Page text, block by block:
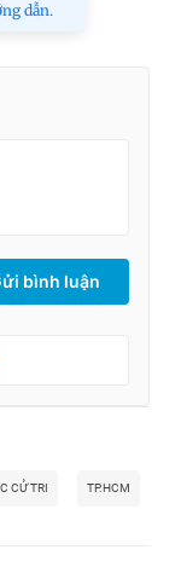
dẫn.
bình luận
CỬ TRI TP.HCM